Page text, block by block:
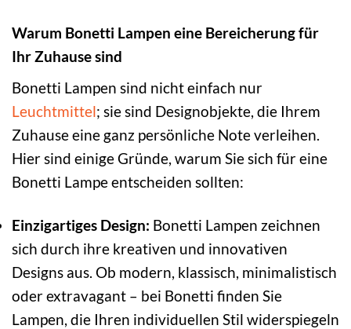
Warum Bonetti Lampen eine Bereicherung für
Ihr Zuhause sind
Bonetti Lampen sind nicht einfach nur
Leuchtmittel; sie sind Designobjekte, die Ihrem
Zuhause eine ganz persönliche Note verleihen.
Hier sind einige Gründe, warum Sie sich für eine
Bonetti Lampe entscheiden sollten:
Einzigartiges Design: Bonetti Lampen zeichnen
sich durch ihre kreativen und innovativen
Designs aus. Ob modern, klassisch, minimalistisch
oder extravagant – bei Bonetti finden Sie
Lampen, die Ihren individuellen Stil widerspiegeln